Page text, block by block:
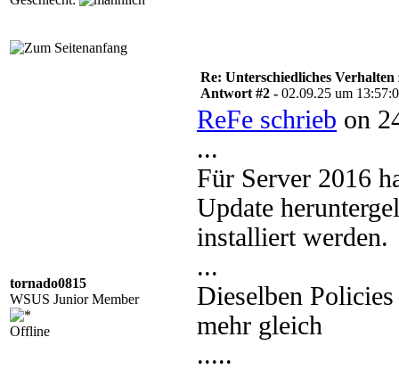
tornado0815
WSUS Junior Member
Offline
Re: Unterschiedliches
Antwort #2 - 02.09.25 um
ReFe schrieb on
...
Für Server 2016
Update
installiert werden.
...
Dieselben
mehr gleich
.....